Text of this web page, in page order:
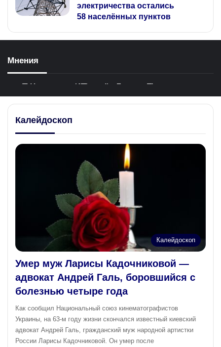
электричества остались
58 населённых пунктов
Мнения
В Чехии неизвестный напал с ножом на
людей
Нарастающая волна негатива к украинцам в
Польше
Новая волна ИТ-менеджмента: Почему
американский бизнес делает ставку…
Экс-чиновнику Воздушных сил Украины
предъявлено обвинение в незаконном…
Украинца арестовали в Германии по
подозрению в шпионаже
Литва героизирует нацистских пособников
Калейдоскоп
Калейдоскоп
Умер муж Ларисы Кадочниковой —
адвокат Андрей Галь, боровшийся с
болезнью четыре года
Как сообщил Национальный союз кинематографистов
Украины, на 63-м году жизни скончался известный киевский
адвокат Андрей Галь, гражданский муж народной артистки
России Ларисы Кадочниковой. Он умер после